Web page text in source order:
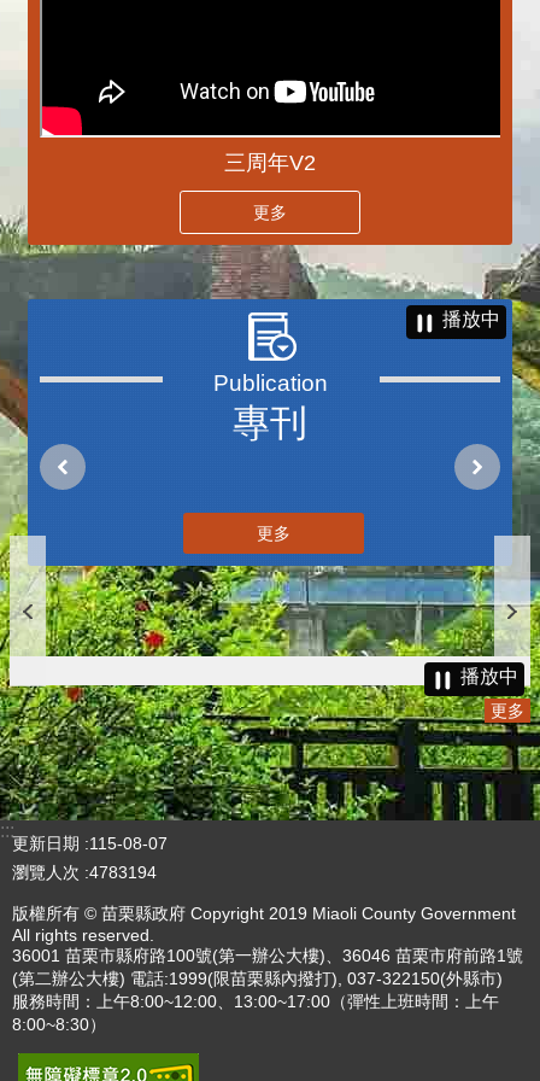
三周年V2
更多
專刊
播放中
更多
播放中
更多
:::
更新日期
115-08-07
瀏覽人次 4783194
版權所有 © 苗栗縣政府 Copyright 2019 Miaoli County Government
All rights reserved.
36001 苗栗市縣府路100號(第一辦公大樓)、36046 苗栗市府前路1號
(第二辦公大樓) 電話:1999(限苗栗縣內撥打), 037-322150(外縣市)
服務時間：上午8:00~12:00、13:00~17:00（彈性上班時間：上午
8:00~8:30）